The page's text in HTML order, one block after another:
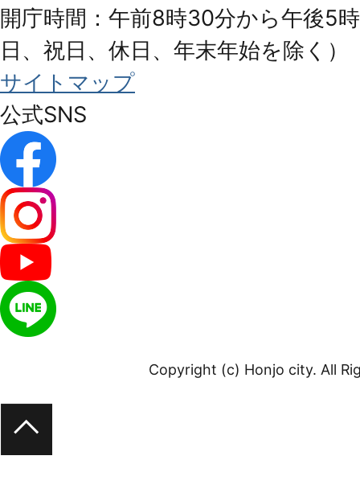
開庁時間：午前8時30分から午後5
日、祝日、休日、年末年始を除く）
サイトマップ
公式SNS
Copyright (c) Honjo city. All